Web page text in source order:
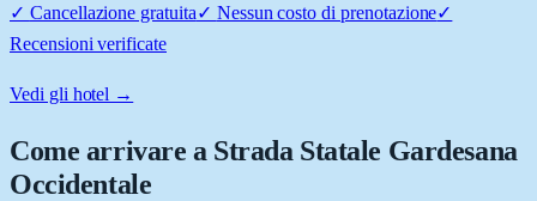
✓ Cancellazione gratuita✓ Nessun costo di prenotazione✓
Recensioni verificate
Vedi gli hotel →
Come arrivare a Strada Statale Gardesana
Occidentale